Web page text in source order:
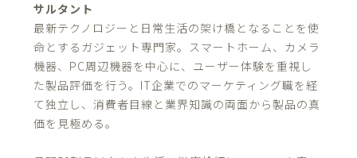
サルタント
最新テクノロジーと日常生活の架け橋となることを使
命とするガジェット専門家。スマートホーム、カメラ
機器、PC周辺機器を中心に、ユーザー体験を重視し
た製品評価を行う。IT企業でのマーケティング職を経
て独立し、消費者目線と業界知識の両面から製品の真
価を見極める。